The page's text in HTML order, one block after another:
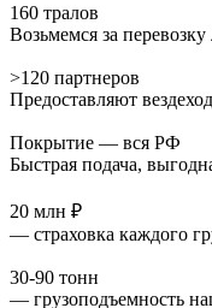
160 тралов
Возьмемся за
>120 партнеров
Предоставляют
Покрытие — вся РФ
Быстрая подача,
20 млн ₽
— страховка каждого
30-90 тонн
— грузоподъемность